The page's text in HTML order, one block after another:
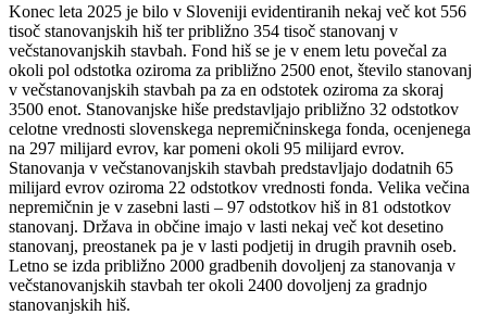
Konec leta 2025 je bilo v Sloveniji evidentiranih nekaj več kot 556
tisoč stanovanjskih hiš ter približno 354 tisoč stanovanj v
večstanovanjskih stavbah. Fond hiš se je v enem letu povečal za
okoli pol odstotka oziroma za približno 2500 enot, število stanovanj
v večstanovanjskih stavbah pa za en odstotek oziroma za skoraj
3500 enot. Stanovanjske hiše predstavljajo približno 32 odstotkov
celotne vrednosti slovenskega nepremičninskega fonda, ocenjenega
na 297 milijard evrov, kar pomeni okoli 95 milijard evrov.
Stanovanja v večstanovanjskih stavbah predstavljajo dodatnih 65
milijard evrov oziroma 22 odstotkov vrednosti fonda. Velika večina
nepremičnin je v zasebni lasti – 97 odstotkov hiš in 81 odstotkov
stanovanj. Država in občine imajo v lasti nekaj več kot desetino
stanovanj, preostanek pa je v lasti podjetij in drugih pravnih oseb.
Letno se izda približno 2000 gradbenih dovoljenj za stanovanja v
večstanovanjskih stavbah ter okoli 2400 dovoljenj za gradnjo
stanovanjskih hiš.